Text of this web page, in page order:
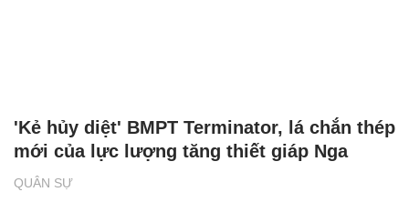
QUÂN SỰ
'Kẻ hủy diệt' BMPT Terminator, lá chắn thép
mới của lực lượng tăng thiết giáp Nga